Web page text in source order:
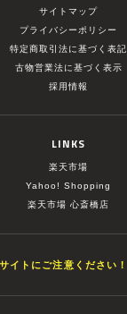
サイトマップ
プライバシーポリシー
特定商取引法に基づく表記
古物営業法に基づく表示
採用情報
LINKS
楽天市場
Yahoo! Shopping
楽天市場 心斎橋店
イトにご注意ください！